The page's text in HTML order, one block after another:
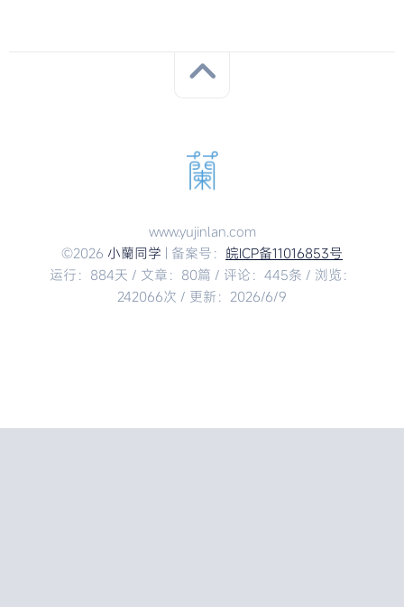
www.yujinlan.com
©2026 小蘭同学 | 备案号： 皖ICP备11016853号
运行：884天 / 文章：80篇 / 评论：445条 / 浏览：
242066次 / 更新：2026/6/9